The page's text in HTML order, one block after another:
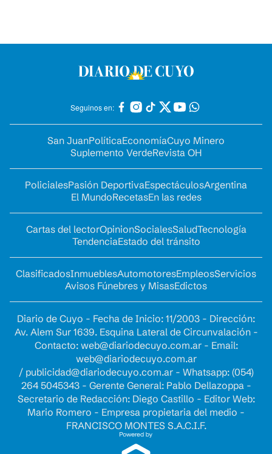
Seguinos en:
San JuanPolíticaEconomíaCuyo Minero
Suplemento VerdeRevista OH
PolicialesPasión DeportivaEspectáculosArgentina
El MundoRecetasEn las redes
Cartas del lectorOpinionSocialesSaludTecnología
TendenciaEstado del tránsito
ClasificadosInmueblesAutomotoresEmpleosServicios
Avisos Fúnebres y MisasEdictos
Diario de Cuyo - Fecha de Inicio: 11/2003 - Dirección:
Av. Alem Sur 1639. Esquina Lateral de Circunvalación -
Contacto: web@diariodecuyo.com.ar- Email:
web@diariodecuyo.com.ar
/ publicidad@diariodecuyo.com.ar- Whatsapp: (054)
264 5045343 - Gerente General: Pablo Dellazoppa -
Secretario de Redacción: Diego Castillo - Editor Web:
Mario Romero - Empresa propietaria del medio -
FRANCISCO MONTES S.A.C.I.F.